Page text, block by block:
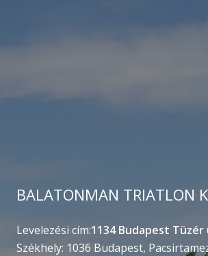
BALATONMAN TRIATLON
Levelezési cím:1134 Budapest Tüzér
Székhely: 1036 Budapest,